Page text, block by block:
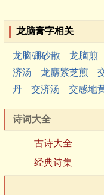
龙脑膏字相关
龙脑硼砂散 龙脑煎
济汤
龙麝紫芝煎
丹
交济汤 交感地
诗词大全
古诗大全
经典诗集